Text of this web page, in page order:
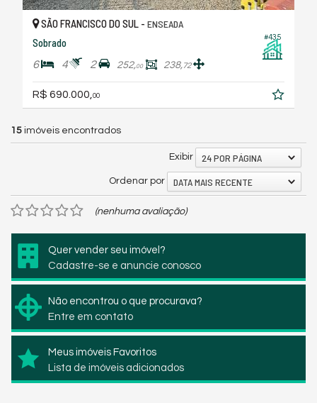
#435
SÃO FRANCISCO DO SUL - ENSEADA
Sobrado
6 4 2 252,00 238,72
R$ 690.000, 00
15 imóveis encontrados
Exibir 24 POR PÁGINA
Ordenar por DATA MAIS RECENTE
(nenhuma avaliação)
Quer vender seu imóvel?
Cadastre-se e anuncie conosco
Não encontrou o que procurava?
Entre em contato
Meus imóveis Favoritos
Lista de imóveis adicionados